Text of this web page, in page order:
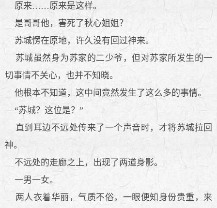
原来……原来是这样。
是哥哥他，害死了秋心姐姐？
苏城愣在原地，许久没有回过神来。
苏城虽然身为苏家的二少爷，但对苏家所发生的一
切事情不关心，也并不知晓。
他根本不知道，这中间竟然发生了这么多的事情。
“苏城？这位是？”
直到耳边不远处传来了一个声音时，才将苏城拉回
神。
不远处的走廊之上，出现了两道身影。
一男一女。
两人衣着华丽，气质不俗，一眼便知身份贵重，来